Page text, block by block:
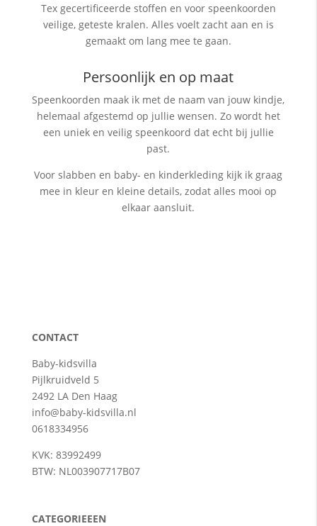
Tex gecertificeerde stoffen en voor speenkoorden
veilige, geteste kralen. Alles voelt zacht aan en is
gemaakt om lang mee te gaan.
Persoonlijk en op maat
Speenkoorden maak ik met de naam van jouw kindje,
helemaal afgestemd op jullie wensen. Zo wordt het
een uniek en veilig speenkoord dat echt bij jullie
past.
Voor slabben en baby- en kinderkleding kijk ik graag
mee in kleur en kleine details, zodat alles mooi op
elkaar aansluit.
CONTACT
Baby-kidsvilla
Pijlkruidveld 5
2492 LA Den Haag
info@baby-kidsvilla.nl
0618334956
KVK: 83992499
BTW: NL003907717B07
CATEGORIEEEN